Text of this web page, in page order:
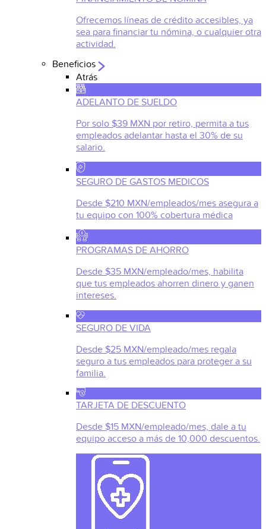
Ofrecemos líneas de crédito accesibles, ya
sea para financiar tu nómina, o cualquier otra
actividad.
Beneficios
Atrás
ADELANTO DE SUELDO
Por solo $39 MXN por retiro, permita a tus
empleados adelantar hasta el 30% de su
salario.
SEGURO DE GASTOS MEDICOS
Desde $210 MXN/empleados/mes asegura a
tu equipo con 100% cobertura médica
PROGRAMAS DE AHORRO
Desde $35 MXN/empleado/mes, habilita
que tus empleados ahorren dinero y ganen
intereses.
SEGURO DE VIDA
Desde $25 MXN/empleado/mes regala
seguro a tus empleados para proteger a su
familia.
TARJETA DE DESCUENTO
Desde $15 MXN/empleado/mes, dale a tu
equipo acceso a más de 10,000 descuentos.